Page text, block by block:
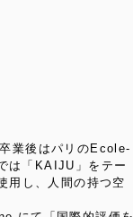
業後はパリのEcole-
は「KAIJU」をテー
用し、人間の持つ空